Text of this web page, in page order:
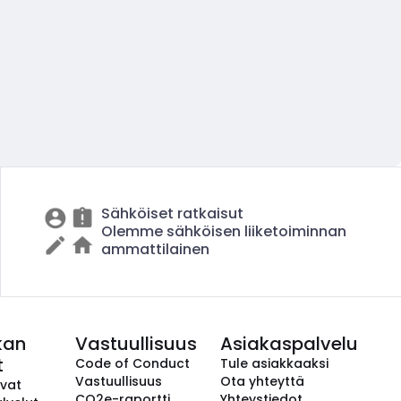
Sähköiset ratkaisut
Olemme sähköisen liiketoiminnan
ammattilainen
Vastuullisuus
Code of Conduct
Vastuullisuus
Asiakaspalvelu
Tule asiakkaaksi
Ota yhteyttä